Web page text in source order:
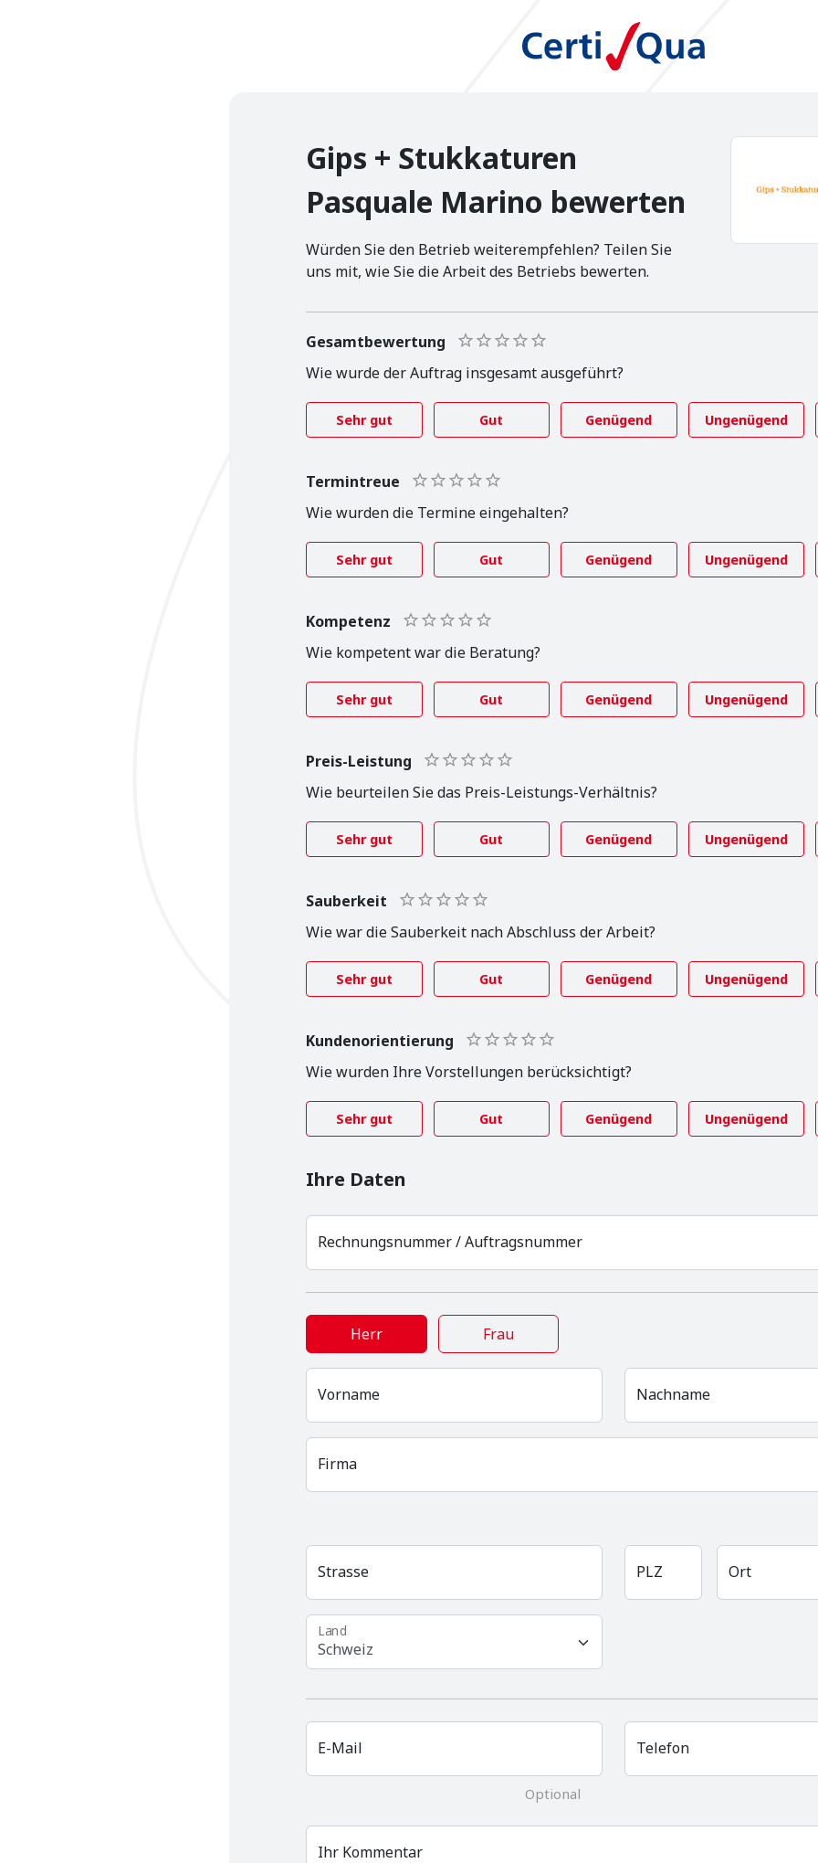
Gips + Stukkaturen
Pasquale Marino bewerten
Würden Sie den Betrieb weiterempfehlen? Teilen Sie
uns mit, wie Sie die Arbeit des Betriebs bewerten.
Gesamt­bewertung
Wie wurde der Auftrag insgesamt ausgeführt?
Sehr gut Gut Genügend Ungenügend
Termintreue
Wie wurden die Termine eingehalten?
Sehr gut Gut Genügend Ungenügend
Kompetenz
Wie kompetent war die Beratung?
Sehr gut Gut Genügend Ungenügend
Preis-Leistung
Wie beurteilen Sie das Preis-Leistungs-Verhältnis?
Sehr gut Gut Genügend Ungenügend
Sauberkeit
Wie war die Sauberkeit nach Abschluss der Arbeit?
Sehr gut Gut Genügend Ungenügend
Kunden­orientierung
Wie wurden Ihre Vorstellungen berücksichtigt?
Sehr gut Gut Genügend Ungenügend
Ihre Daten
Rechnungsnummer / Auftragsnummer
Herr Frau
Vorname Nachname
Firma
Strasse PLZ Ort
Schweiz
Land
E-Mail
Optional
Telefon
Ihr Kommentar